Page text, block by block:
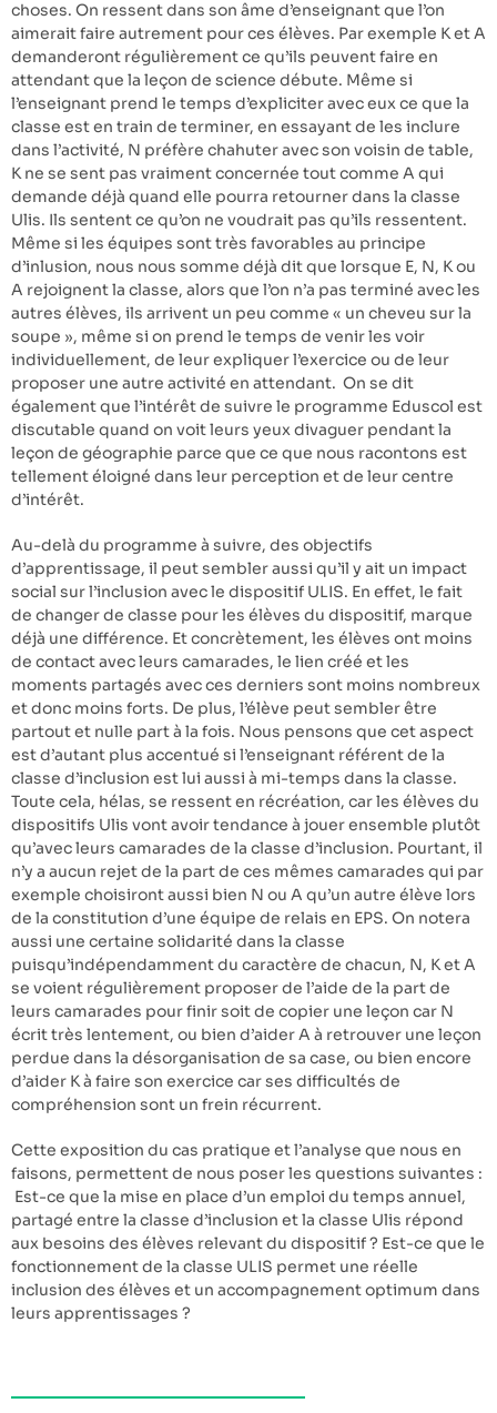
choses. On ressent dans son âme d’enseignant que l’on
aimerait faire autrement pour ces élèves. Par exemple K et A
demanderont régulièrement ce qu’ils peuvent faire en
attendant que la leçon de science débute. Même si
l’enseignant prend le temps d’expliciter avec eux ce que la
classe est en train de terminer, en essayant de les inclure
dans l’activité, N préfère chahuter avec son voisin de table,
K ne se sent pas vraiment concernée tout comme A qui
demande déjà quand elle pourra retourner dans la classe
Ulis. Ils sentent ce qu’on ne voudrait pas qu’ils ressentent.
Même si les équipes sont très favorables au principe
d’inlusion, nous nous somme déjà dit que lorsque E, N, K ou
A rejoignent la classe, alors que l’on n’a pas terminé avec les
autres élèves, ils arrivent un peu comme « un cheveu sur la
soupe », même si on prend le temps de venir les voir
individuellement, de leur expliquer l’exercice ou de leur
proposer une autre activité en attendant. On se dit
également que l’intérêt de suivre le programme Eduscol est
discutable quand on voit leurs yeux divaguer pendant la
leçon de géographie parce que ce que nous racontons est
tellement éloigné dans leur perception et de leur centre
d’intérêt.
Au-delà du programme à suivre, des objectifs
d’apprentissage, il peut sembler aussi qu’il y ait un impact
social sur l’inclusion avec le dispositif ULIS. En effet, le fait
de changer de classe pour les élèves du dispositif, marque
déjà une différence. Et concrètement, les élèves ont moins
de contact avec leurs camarades, le lien créé et les
moments partagés avec ces derniers sont moins nombreux
et donc moins forts. De plus, l’élève peut sembler être
partout et nulle part à la fois. Nous pensons que cet aspect
est d’autant plus accentué si l’enseignant référent de la
classe d’inclusion est lui aussi à mi-temps dans la classe.
Toute cela, hélas, se ressent en récréation, car les élèves du
dispositifs Ulis vont avoir tendance à jouer ensemble plutôt
qu’avec leurs camarades de la classe d’inclusion. Pourtant, il
n’y a aucun rejet de la part de ces mêmes camarades qui par
exemple choisiront aussi bien N ou A qu’un autre élève lors
de la constitution d’une équipe de relais en EPS. On notera
aussi une certaine solidarité dans la classe
puisqu’indépendamment du caractère de chacun, N, K et A
se voient régulièrement proposer de l’aide de la part de
leurs camarades pour finir soit de copier une leçon car N
écrit très lentement, ou bien d’aider A à retrouver une leçon
perdue dans la désorganisation de sa case, ou bien encore
d’aider K à faire son exercice car ses difficultés de
compréhension sont un frein récurrent.
Cette exposition du cas pratique et l’analyse que nous en
faisons, permettent de nous poser les questions suivantes :
Est-ce que la mise en place d’un emploi du temps annuel,
partagé entre la classe d’inclusion et la classe Ulis répond
aux besoins des élèves relevant du dispositif ? Est-ce que le
fonctionnement de la classe ULIS permet une réelle
inclusion des élèves et un accompagnement optimum dans
leurs apprentissages ?